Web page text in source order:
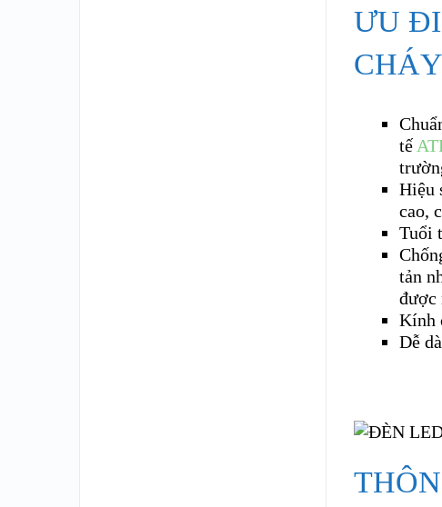
ƯU
tế
Hiệu
cao,
Tuổi
tản
được
Kính
Dễ